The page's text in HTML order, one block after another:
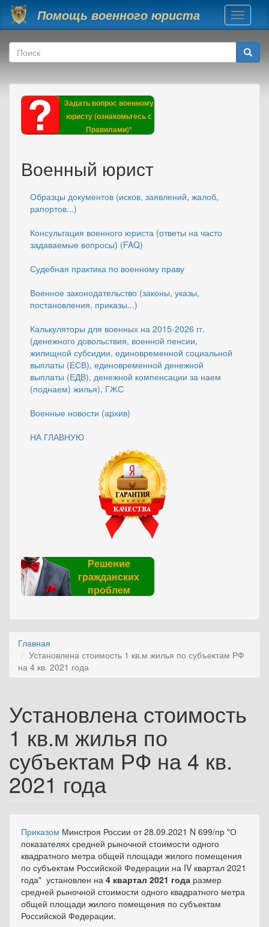
Перейти к основному содержанию
Помощь военного юриста
Toggle
Форма поиска
Поиск
Задать вопрос военному
юристу (ознакомьтесь с
Правилами)*
Военный юрист
Образцы документов (исков, заявлений, жалоб,
рапортов...)
Консультация военного юриста (ответы на часто
задаваемые вопросы) (FAQ)
Судебная практика по военному праву
Военное законодательство (законы, указы,
постановления, приказы...)
Калькуляторы для военных на 2015-2026 гг.
(денежного довольствия, военной пенсии,
жилищной субсидии, единовременной социальной
выплаты (ЕСВ), единовременной денежной
выплаты (ЕДВ), денежной компенсации за наем
(поднаем) жилья), ГЖС
Военные новости (архив)
НА ГЛАВНУЮ
Решение
гражданских
проблем
Главная
Установлена стоимость 1 кв.м жилья по субъектам РФ
на 4 кв. 2021 года
Установлена стоимость
1 кв.м жилья по
субъектам РФ на 4 кв.
2021 года
Приказом Минстроя России от 28.09.2021 N 699/пр "О
показателях средней рыночной стоимости одного
квадратного метра общей площади жилого помещения
по субъектам Российской Федерации на IV квартал 2021
года" установлен на 4 квартал 2021 года размер
средней рыночной стоимости одного квадратного метра
общей площади жилого помещения по субъектам
Российской Федерации.